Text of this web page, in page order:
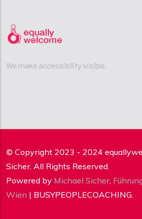
We make accessibility visible.
© Copyright 2023 - 2024
Sicher. All Rights Reserved.
Powered by Michael Sicher,
Wien | BUSYPEOPLECOACHING.